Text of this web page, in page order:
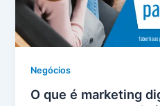
Negócios
O que é marketing